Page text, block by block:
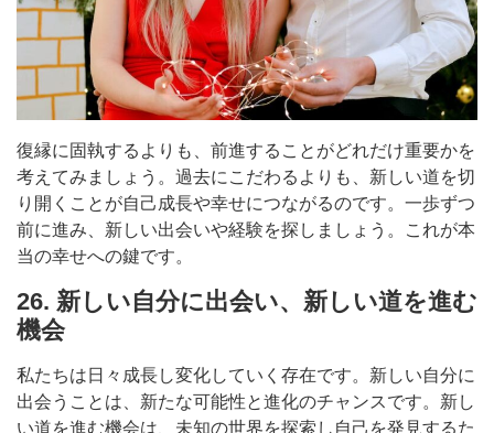
復縁に固執するよりも、前進することがどれだけ重要かを
考えてみましょう。過去にこだわるよりも、新しい道を切
り開くことが自己成長や幸せにつながるのです。一歩ずつ
前に進み、新しい出会いや経験を探しましょう。これが本
当の幸せへの鍵です。
26. 新しい自分に出会い、新しい道を進む
機会
私たちは日々成長し変化していく存在です。新しい自分に
出会うことは、新たな可能性と進化のチャンスです。新し
い道を進む機会は、未知の世界を探索し自己を発見するた